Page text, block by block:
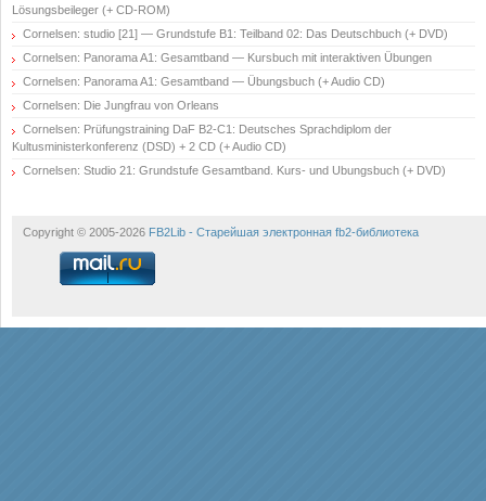
Lösungsbeileger (+ CD-ROM)
Cornelsen: studio [21] — Grundstufe B1: Teilband 02: Das Deutschbuch (+ DVD)
Cornelsen: Panorama A1: Gesamtband — Kursbuch mit interaktiven Übungen
Cornelsen: Panorama A1: Gesamtband — Übungsbuch (+ Audio CD)
Cornelsen: Die Jungfrau von Orleans
Cornelsen: Prüfungstraining DaF B2-C1: Deutsches Sprachdiplom der
Kultusministerkonferenz (DSD) + 2 CD (+ Audio CD)
Cornelsen: Studio 21: Grundstufe Gesamtband. Kurs- und Ubungsbuch (+ DVD)
Copyright © 2005-2026 FB2Lib - Старейшая электронная fb2-библиотека